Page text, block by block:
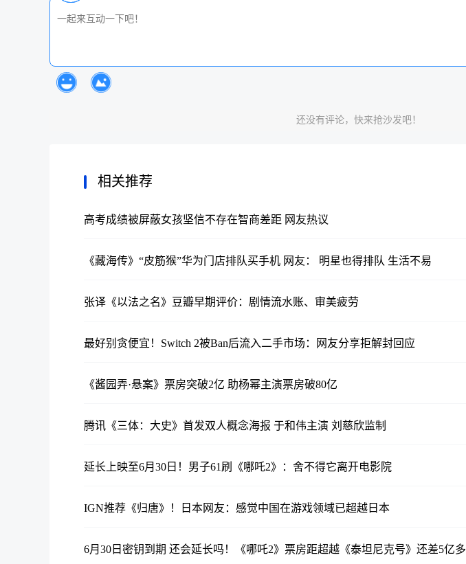
还没有评论，快来抢沙发吧！
相关推荐
高考成绩被屏蔽女孩坚信不存在智商差距 网友热议
《藏海传》“皮筋猴”华为门店排队买手机 网友： 明星也得排队 生活不易
张译《以法之名》豆瓣早期评价：剧情流水账、审美疲劳
最好别贪便宜！Switch 2被Ban后流入二手市场：网友分享拒解封回应
《酱园弄·悬案》票房突破2亿 助杨幂主演票房破80亿
腾讯《三体：大史》首发双人概念海报 于和伟主演 刘慈欣监制
延长上映至6月30日！男子61刷《哪吒2》：舍不得它离开电影院
IGN推荐《归唐》！日本网友：感觉中国在游戏领域已超越日本
6月30日密钥到期 还会延长吗！《哪吒2》票房距超越《泰坦尼克号》还差5亿多